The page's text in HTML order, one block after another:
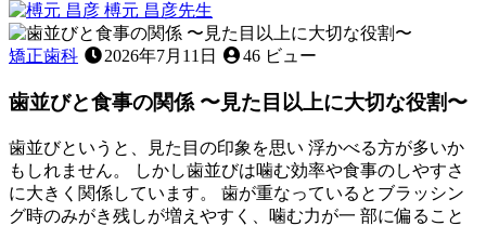
榑元 昌彦先生
年
6
22
日
顎
関
症
引
き
起
こ
矯正歯科 2026年7月11日 46 ビュー
歯並びと食事の関係 〜見た目以上に大切な役割〜
歯並びというと、見た目の印象を思い 浮かべる方が多いか
もしれません。 しかし歯並びは噛む効率や食事のしやすさ
に大きく関係しています。 歯が重なっているとブラッシン
グ時のみがき残しが増えやすく、噛む力が一 部に偏ること